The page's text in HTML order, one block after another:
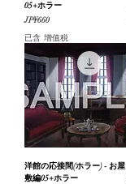
05+ホラー
價格
JP¥660
已含 增值税
洋館の応接間(ホラー) - お屋
敷編05+ホラー